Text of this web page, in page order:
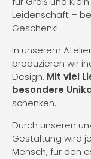
Leidenschaft –
Geschenk!
In unserem
produzieren wir
Design. Mit viel
besondere
schenken.
Durch unseren
Gestaltung wird
Mensch, für den